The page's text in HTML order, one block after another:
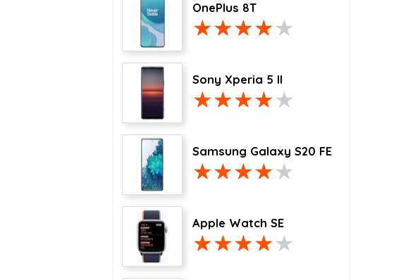
OnePlus 8T
Sony Xperia 5 II
Samsung Galaxy S20 FE
Apple Watch SE